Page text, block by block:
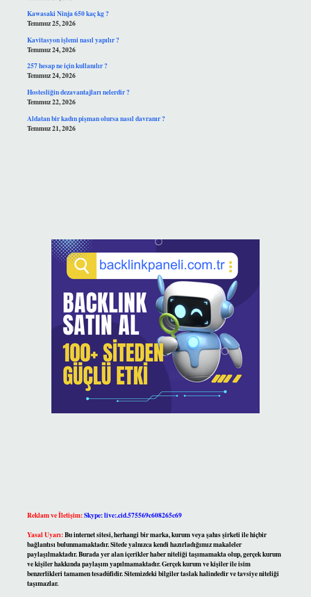
Kawasaki Ninja 650 kaç kg ?
Temmuz 25, 2026
Kavitasyon işlemi nasıl yapılır ?
Temmuz 24, 2026
257 hesap ne için kullanılır ?
Temmuz 24, 2026
Hostesliğin dezavantajları nelerdir ?
Temmuz 22, 2026
Aldatan bir kadın pişman olursa nasıl davranır ?
Temmuz 21, 2026
Reklam ve İletişim:Skype: live:.cid.575569c608265c69
Yasal Uyarı:Bu internet sitesi, herhangi bir marka, kurum veya şahıs şirketi ile hiçbir
bağlantısı bulunmamaktadır. Sitede yalnızca kendi hazırladığımız makaleler
paylaşılmaktadır. Burada yer alan içerikler haber niteliği taşımamakta olup, gerçek kurum
ve kişiler hakkında paylaşım yapılmamaktadır. Gerçek kurum ve kişiler ile isim
benzerlikleri tamamen tesadüfidir. Sitemizdeki bilgiler taslak halindedir ve tavsiye niteliği
taşımazlar.